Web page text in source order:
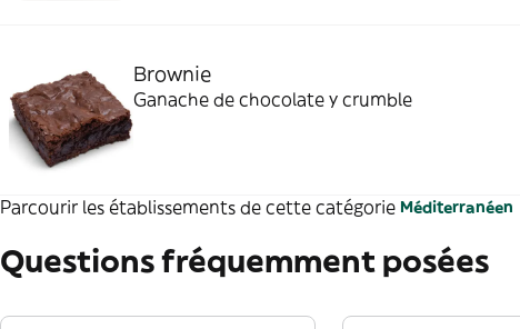
Brownie
Ganache de chocolate y crumble
Parcourir les établissements de cette catégorie Méditerranéen
Questions fréquemment posées